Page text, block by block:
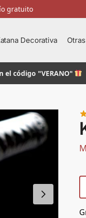
gratuito
Decorativa
el código "VERANO"